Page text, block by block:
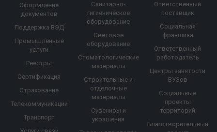
Оформление
документов
Поддержка ВЭД
Промышленные
услуги
Реестры
Сертификация
Страхование
Телекоммуникации
Транспорт
Санитарно-
гигиеническое
оборудование
Световое
оборудование
Стоматологические
материалы
Строительные и
отделочные
материалы
Сувениры и
украшения
Ответственный
поставщик
Социальная
франшиза
Ответственный
работодатель
Центры занятости
ВУЗов
Социальные
проекты
территорий
Благотворительный